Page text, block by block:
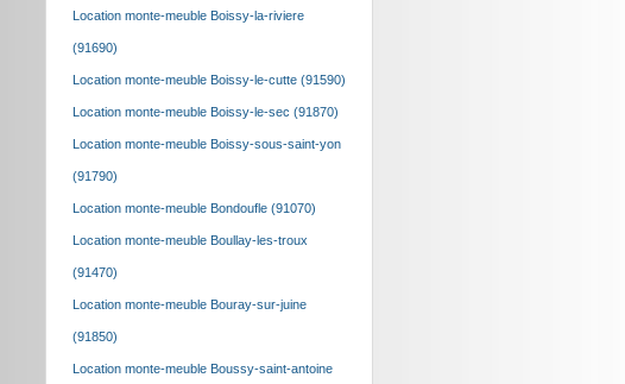
Location monte-meuble Boissy-la-riviere
(91690)
Location monte-meuble Boissy-le-cutte (91590)
Location monte-meuble Boissy-le-sec (91870)
Location monte-meuble Boissy-sous-saint-yon
(91790)
Location monte-meuble Bondoufle (91070)
Location monte-meuble Boullay-les-troux
(91470)
Location monte-meuble Bouray-sur-juine
(91850)
Location monte-meuble Boussy-saint-antoine